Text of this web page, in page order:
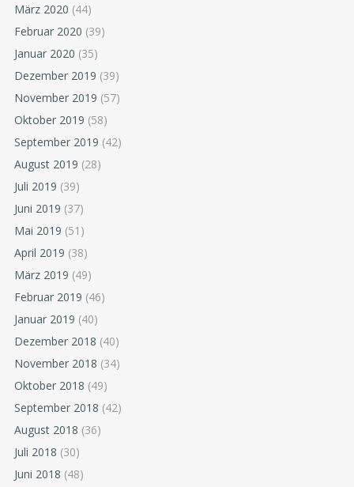
März 2020 (44)
Februar 2020 (39)
Januar 2020 (35)
Dezember 2019 (39)
November 2019 (57)
Oktober 2019 (58)
September 2019 (42)
August 2019 (28)
Juli 2019 (39)
Juni 2019 (37)
Mai 2019 (51)
April 2019 (38)
März 2019 (49)
Februar 2019 (46)
Januar 2019 (40)
Dezember 2018 (40)
November 2018 (34)
Oktober 2018 (49)
September 2018 (42)
August 2018 (36)
Juli 2018 (30)
Juni 2018 (48)